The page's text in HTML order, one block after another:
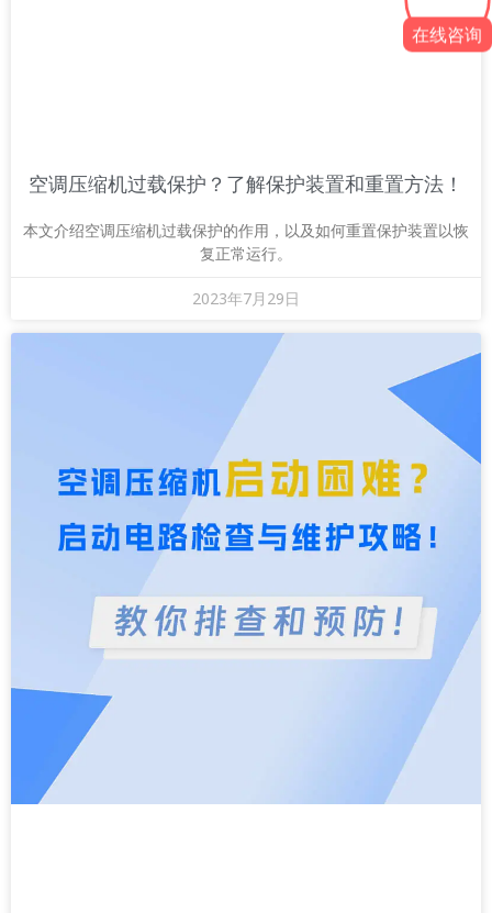
空调压缩机过载保护？了解保护装置和重置方法！
本文介绍空调压缩机过载保护的作用，以及如何重置保护装置以恢
复正常运行。
2023年7月29日
在线咨询